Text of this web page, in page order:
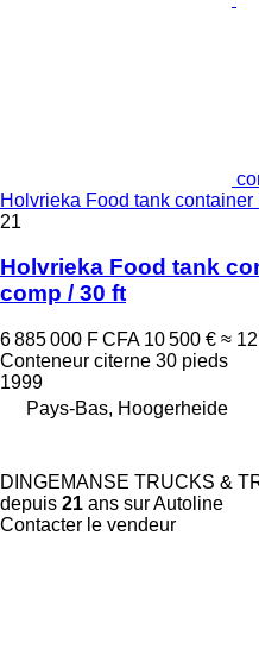
Holvrieka Food tank
21
Holvrieka Food tank
comp / 30 ft
6 885 000 F CFA 10 500 € ≈
Conteneur citerne 30 pieds
1999
Pays-Bas, Hoogerheide
DINGEMANSE TRUCKS &
depuis 21 ans sur Autoline
Contacter le vendeur